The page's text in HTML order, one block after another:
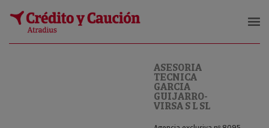
ASESORIA TECNICA GARCIA
ASESORIA
TECNICA
GARCIA
GUIJARRO-
VIRSA S L SL